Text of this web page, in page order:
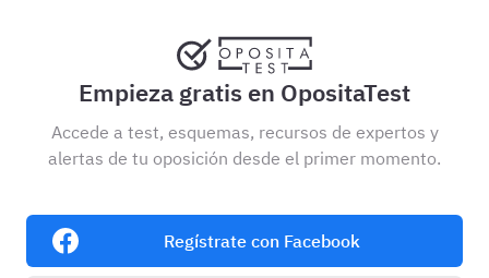
Empieza gratis en OpositaTest
Accede a test, esquemas, recursos de expertos y
alertas de tu oposición desde el primer momento.
Regístrate con Facebook